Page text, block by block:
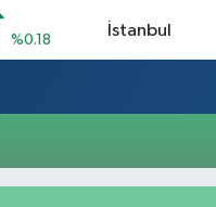
%0.18
%0.03
İstanbul